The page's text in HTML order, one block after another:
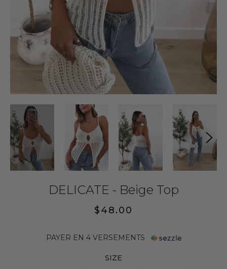
DELICATE - Beige Top
Regular
$48.00
PAYER EN 4 VERSEMENTS
SIZE